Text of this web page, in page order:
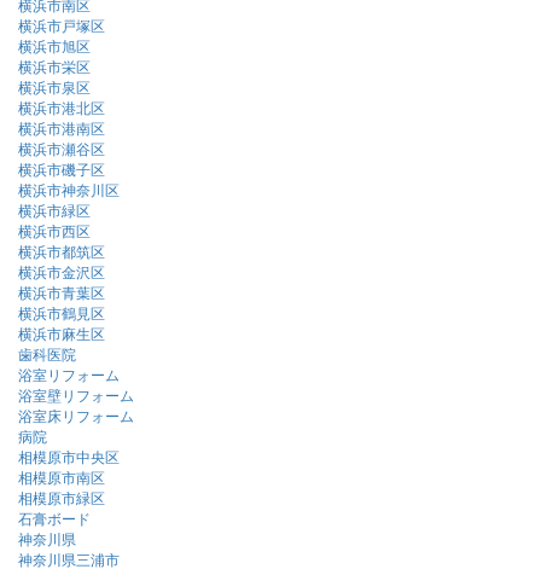
横浜市戸塚区
横浜市旭区
横浜市栄区
横浜市泉区
横浜市港北区
横浜市港南区
横浜市瀬谷区
横浜市磯子区
横浜市神奈川区
横浜市緑区
横浜市西区
横浜市都筑区
横浜市金沢区
横浜市青葉区
横浜市鶴見区
横浜市麻生区
歯科医院
浴室リフォーム
浴室壁リフォーム
浴室床リフォーム
病院
相模原市中央区
相模原市南区
相模原市緑区
石膏ボード
神奈川県
神奈川県三浦市